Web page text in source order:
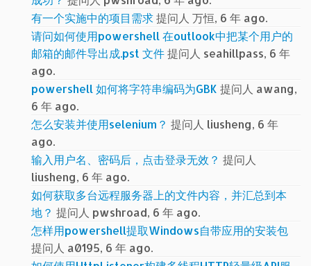
有一个实施中的项目需求提问人 万恒, 6 年 ago.
请问如何使用powershell 在outlook中把某个用户的
邮箱的邮件导出成.pst 文件提问人 seahillpass, 6 年
ago.
powershell 如何将字符串编码为GBK 提问人 awang,
6 年 ago.
怎么安装并使用selenium？ 提问人 liusheng, 6 年
ago.
输入用户名、密码后，点击登录无效？ 提问人
liusheng, 6 年 ago.
如何获取多台远程服务器上的文件内容，并汇总到本
地？ 提问人 pwshroad, 6 年 ago.
怎样用powershell提取Windows自带应用的安装包
提问人 a0195, 6 年 ago.